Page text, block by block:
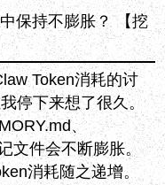
保持不膨胀？ 【挖
Token消耗的讨
停下来想了很久。
、
文件会不断膨胀。
消耗随之递增。